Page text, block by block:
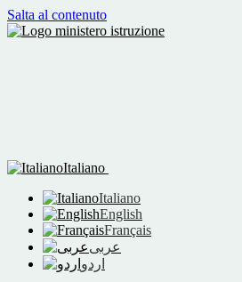
Salta al contenuto
Italiano
Italiano
English
Français
عربى
اردو